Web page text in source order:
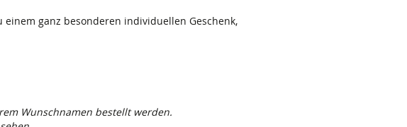
ganz besonderen individuellen Geschenk,
Wunschnamen bestellt werden.